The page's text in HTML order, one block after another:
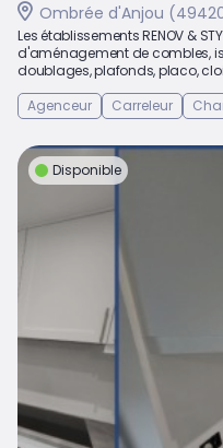
Ombrée d'Anjou
Les établissements RENOV &
d'aménagement de combles,
doublages, plafonds, placo,
Agenceur
Carreleur
Disponible